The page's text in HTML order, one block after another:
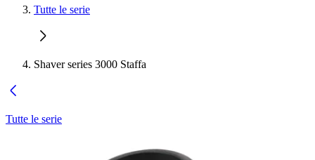
Tutte le serie
Shaver series 3000 Staffa
Tutte le serie